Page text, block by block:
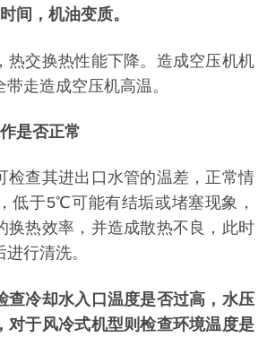
间，机油变质。
热交换热性能下降。造成空压机机
走造成空压机高温。
是否正常
检查其进出口水管的温差，正常情
低于5℃可能有结垢或堵塞现象，
换热效率，并造成散热不良，此时
行清洗。
查冷却水入口温度是否过高，水压
对于风冷式机型则检查环境温度是